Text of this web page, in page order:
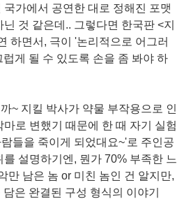
가에서 공연한 대로 정해진 포맷
것 같은데.. 그렇다면 한국판 <지
하면서, 극이 '논리적으로 어그러
게 될 수 있도록 손을 좀 봐야 하
~ 지킬 박사가 약물 부작용으로 인
로 변했기 때문에 한 때 자기 실험
들을 죽이게 되었대요~'로 주인공
설명하기엔, 뭔가 70% 부족한 느
만 남은 놈 or 미친 놈인 건 알지만,
은 완결된 구성 형식의 이야기